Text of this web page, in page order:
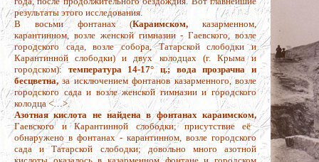
результаты этого исследования.
В восьми фонтанах (Караимском, казарменном,
карантинном, возле женской гимназии - Гаевского, возле
городского сада, возле собора, Татарской слободки и
Карантинной слободки) и двух колодцах (г. Крыма и
городском): температура 14-17° ц.; вода прозрачна и
бесцветна,за исключением фонтанов казарменного, возле
городского сада и возле женской гимназии и городского
колодца <…>.
Азотная кислота не найдена в фонтанах караимском,
Гаевского и Карантинной слободки; присутствие её
обнаружено в фонтанах - карантинном, возле городского
сада и Татарской слободки; довольно много азотной